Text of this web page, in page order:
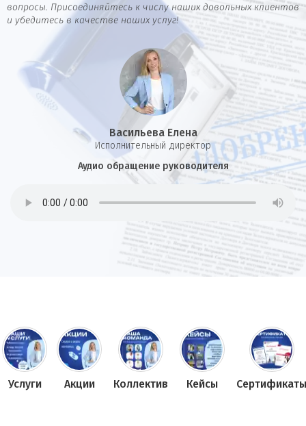
вопросы. Присоединяйтесь к числу наших довольных клиентов
и убедитесь в качестве наших услуг!
Васильева Елена
И сполнительный директор
Аудио обращение руководителя
Услуги Акции Коллектив Кейсы Сертификаты